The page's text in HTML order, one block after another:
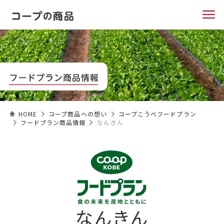
HOME コープ商品への想い
コープこうべフードプラン
フードプラン商品情報
なんきん
なんきん